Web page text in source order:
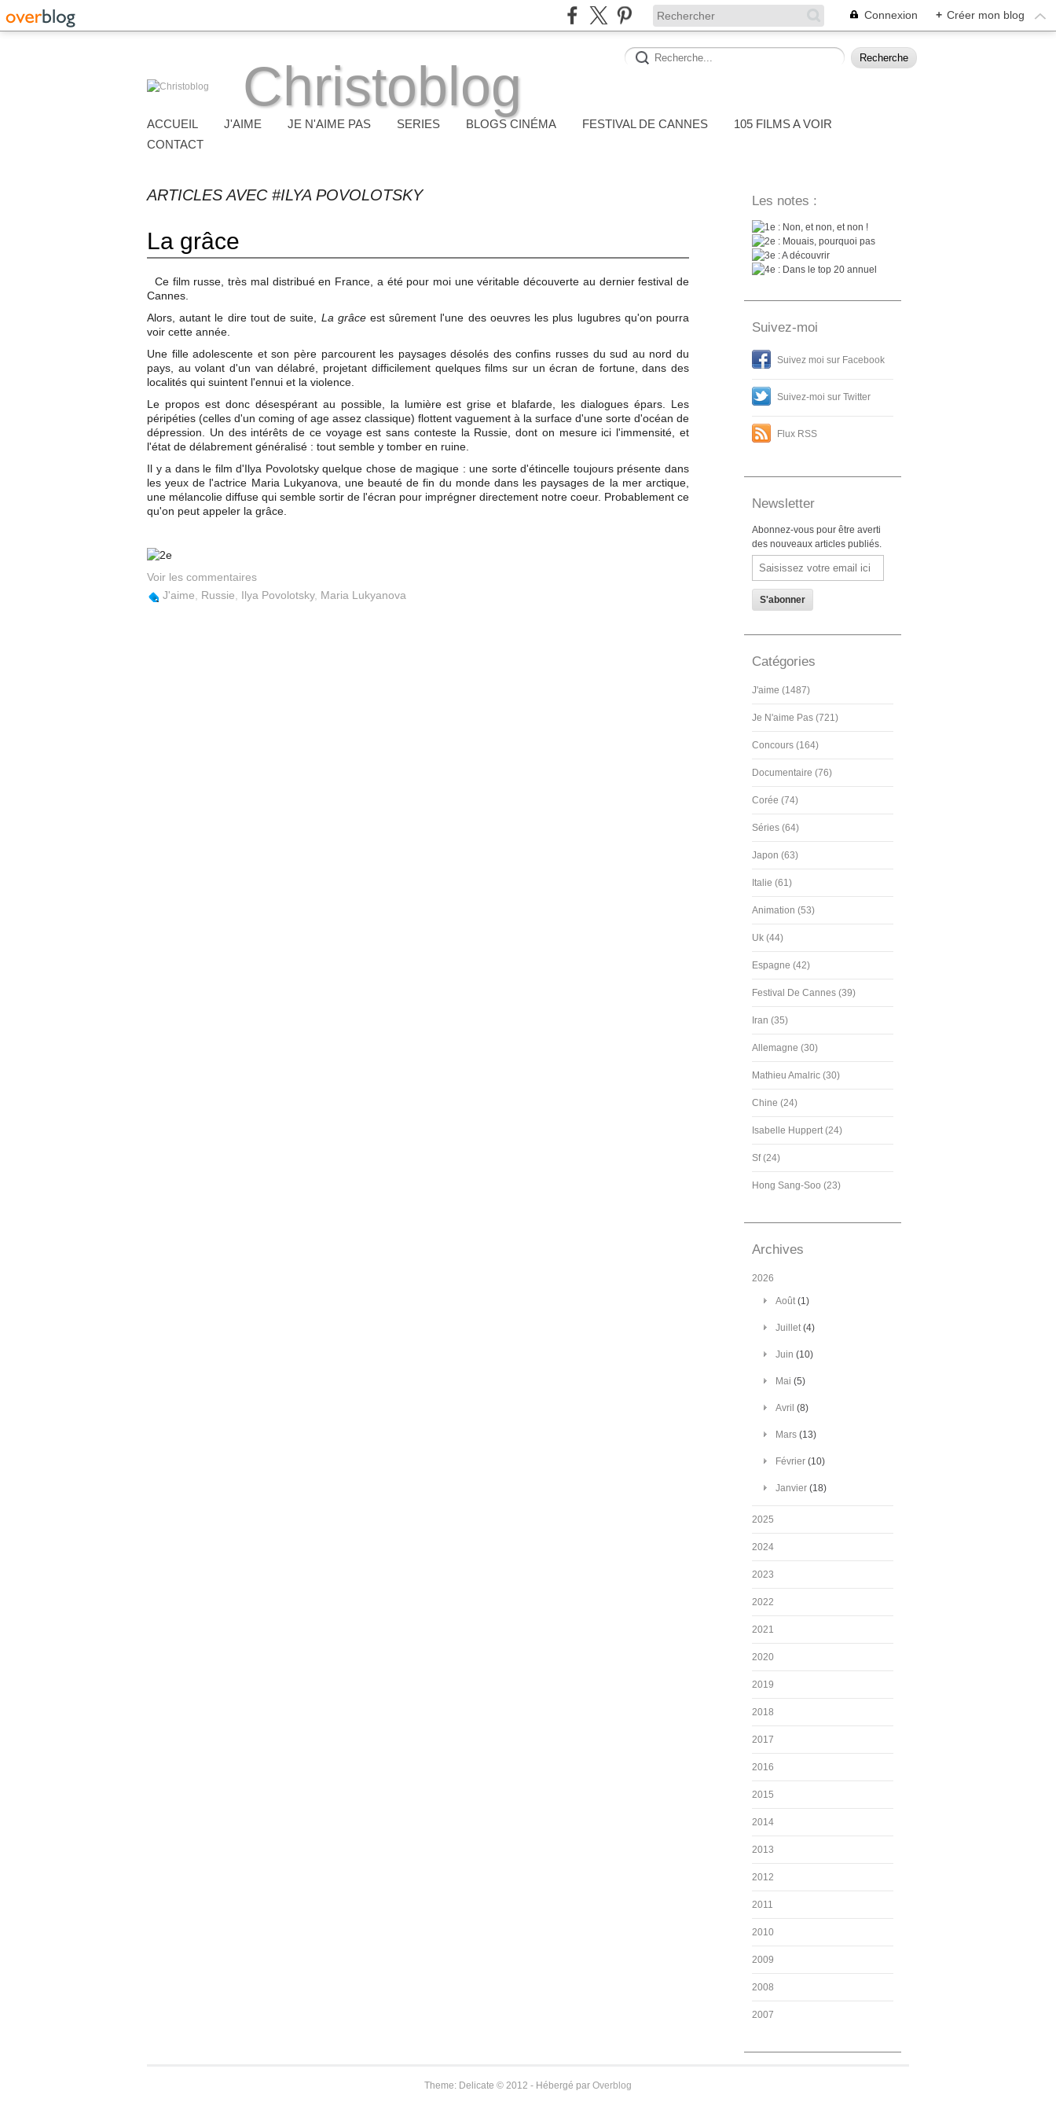
Connexion + Créer mon blog
Christoblog
ACCUEIL J'AIME JE N'AIME PAS SERIES BLOGS CINÉMA FESTIVAL DE CANNES
105 FILMS A VOIR
CONTACT
ARTICLES AVEC #ILYA POVOLOTSKY
La grâce
Ce film russe, très mal distribué en France, a été pour moi une véritable découverte au dernier festival de
Cannes.
Alors, autant le dire tout de suite, La grâceest sûrement l'une des oeuvres les plus lugubres qu'on pourra
voir cette année.
Une fille adolescente et son père parcourent les paysages désolés des confins russes du sud au nord du
pays, au volant d'un van délabré, projetant difficilement quelques films sur un écran de fortune, dans des
localités qui suintent l'ennui et la violence.
Le propos est donc désespérant au possible, la lumière est grise et blafarde, les dialogues épars. Les
péripéties (celles d'un coming of age assez classique) flottent vaguement à la surface d'une sorte d'océan de
dépression. Un des intérêts de ce voyage est sans conteste la Russie, dont on mesure ici l'immensité, et
l'état de délabrement généralisé : tout semble y tomber en ruine.
Il y a dans le film d'Ilya Povolotsky quelque chose de magique : une sorte d'étincelle toujours présente dans
les yeux de l'actrice Maria Lukyanova, une beauté de fin du monde dans les paysages de la mer arctique,
une mélancolie diffuse qui semble sortir de l'écran pour imprégner directement notre coeur. Probablement ce
qu'on peut appeler la grâce.
Voir les commentaires
J'aime
Russie Ilya Povolotsky, Maria Lukyanova
Les notes :
: Non, et non, et non !
: Mouais, pourquoi pas
: A découvrir
: Dans le top 20 annuel
Suivez-moi
Suivez moi sur Facebook
Suivez-moi sur Twitter
Flux RSS
Newsletter
Abonnez-vous pour être averti
des nouveaux articles publiés.
Email
Catégories
J'aime (1487)
Je N'aime Pas (721)
Concours (164)
Documentaire (76)
Corée (74)
Séries (64)
Japon (63)
Italie (61)
Animation (53)
Uk (44)
Espagne (42)
Festival De Cannes (39)
Iran (35)
Allemagne (30)
Mathieu Amalric (30)
Chine (24)
Isabelle Huppert (24)
Sf (24)
Hong Sang-Soo (23)
Archives
2026
Août(1)
Juillet(4)
Juin (10)
Mai (5)
Avril (8)
Mars (13)
Février (10)
Janvier (18)
2025
2024
2023
2022
2021
2020
2019
2018
2017
2016
2015
2014
2013
2012
2011
2010
2009
2008
2007
Theme: Delicate © 2012 - Hébergé par Overblog